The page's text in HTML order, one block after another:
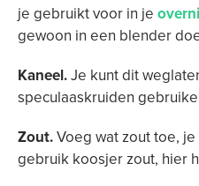
je gebruikt voor in je
gewoon in een blender
Kaneel.Je kunt dit
speculaaskruiden
Zout.Voeg wat zout toe,
gebruik koosjer zout, hier